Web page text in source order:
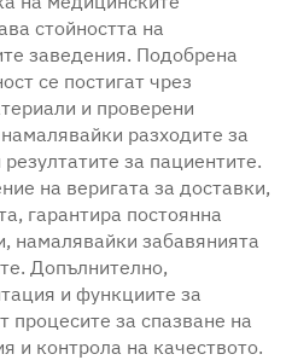
стойността на
заведения. Подобрена
се постигат чрез
и проверени
разходите за
за пациентите.
на веригата за доставки,
гарантира постоянна
намалявайки забавянията
Допълнително,
и функциите за
процесите за спазване на
и контрола на качеството.